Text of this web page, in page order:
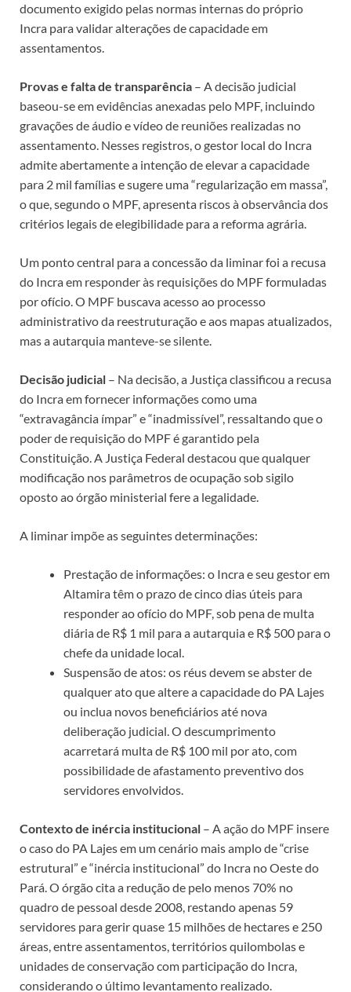
documento exigido pelas normas internas do próprio
Incra para validar alterações de capacidade em
assentamentos.
Provas e falta de transparência – A decisão judicial
baseou-se em evidências anexadas pelo MPF, incluindo
gravações de áudio e vídeo de reuniões realizadas no
assentamento. Nesses registros, o gestor local do Incra
admite abertamente a intenção de elevar a capacidade
para 2 mil famílias e sugere uma “regularização em massa”,
o que, segundo o MPF, apresenta riscos à observância dos
critérios legais de elegibilidade para a reforma agrária.
Um ponto central para a concessão da liminar foi a recusa
do Incra em responder às requisições do MPF formuladas
por ofício. O MPF buscava acesso ao processo
administrativo da reestruturação e aos mapas atualizados,
mas a autarquia manteve-se silente.
Decisão judicial – Na decisão, a Justiça classificou a recusa
do Incra em fornecer informações como uma
“extravagância ímpar” e “inadmissível”, ressaltando que o
poder de requisição do MPF é garantido pela
Constituição. A Justiça Federal destacou que qualquer
modificação nos parâmetros de ocupação sob sigilo
oposto ao órgão ministerial fere a legalidade.
A liminar impõe as seguintes determinações:
Prestação de informações: o Incra e seu gestor em
Altamira têm o prazo de cinco dias úteis para
responder ao ofício do MPF, sob pena de multa
diária de R$ 1 mil para a autarquia e R$ 500 para o
chefe da unidade local.
Suspensão de atos: os réus devem se abster de
qualquer ato que altere a capacidade do PA Lajes
ou inclua novos beneficiários até nova
deliberação judicial. O descumprimento
acarretará multa de R$ 100 mil por ato, com
possibilidade de afastamento preventivo dos
servidores envolvidos.
Contexto de inércia institucional – A ação do MPF insere
o caso do PA Lajes em um cenário mais amplo de “crise
estrutural” e “inércia institucional” do Incra no Oeste do
Pará. O órgão cita a redução de pelo menos 70% no
quadro de pessoal desde 2008, restando apenas 59
servidores para gerir quase 15 milhões de hectares e 250
áreas, entre assentamentos, territórios quilombolas e
unidades de conservação com participação do Incra,
considerando o último levantamento realizado.